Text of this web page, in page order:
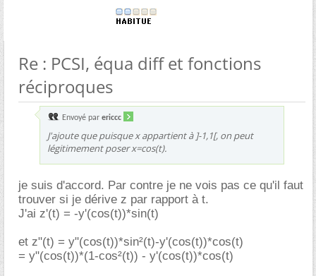
Re : PCSI, équa diff et fonctions
réciproques
Envoyé par ericcc
J'ajoute que puisque x appartient à ]-1,1[, on peut
légitimement poser x=cos(t).
je suis d'accord. Par contre je ne vois pas ce qu'il faut
trouver si je dérive z par rapport à t.
J'ai z'(t) = -y'(cos(t))*sin(t)
et z"(t) = y"(cos(t))*sin²(t)-y'(cos(t))*cos(t)
= y"(cos(t))*(1-cos²(t)) - y'(cos(t))*cos(t)